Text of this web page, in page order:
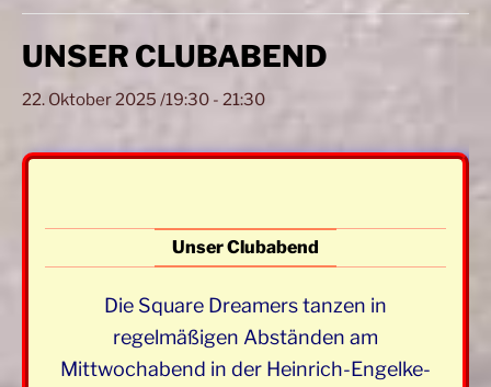
UNSER CLUBABEND
22. Oktober 2025 /19:30 - 21:30
Unser Clubabend
Die Square Dreamers tanzen in
regelmäßigen Abständen am
Mittwochabend in der Heinrich-Engelke-